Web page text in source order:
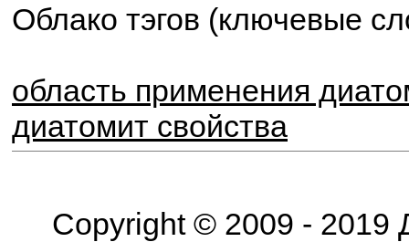
Облако тэгов (ключевые
область применения
диатомит свойства
Copyright © 2009 - 2019